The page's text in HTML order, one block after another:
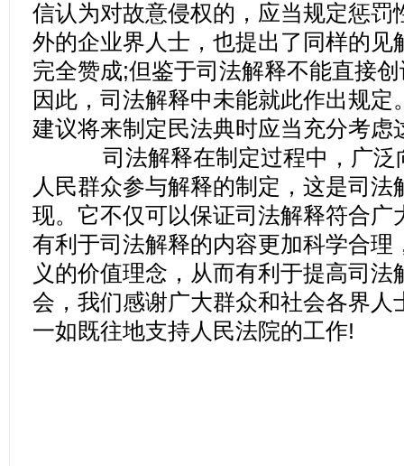
信认为对故意侵权的，应当规定惩罚
外的企业界人士，也提出了同样的见
完全赞成;但鉴于司法解释不能直接
因此，司法解释中未能就此作出规
建议将来制定民法典时应当充分考虑
司法解释在制定过程中，广泛
人民群众参与解释的制定，这是司法
现。它不仅可以保证司法解释符合广
有利于司法解释的内容更加科学合理
义的价值理念，从而有利于提高司法
会，我们感谢广大群众和社会各界人
一如既往地支持人民法院的工作!